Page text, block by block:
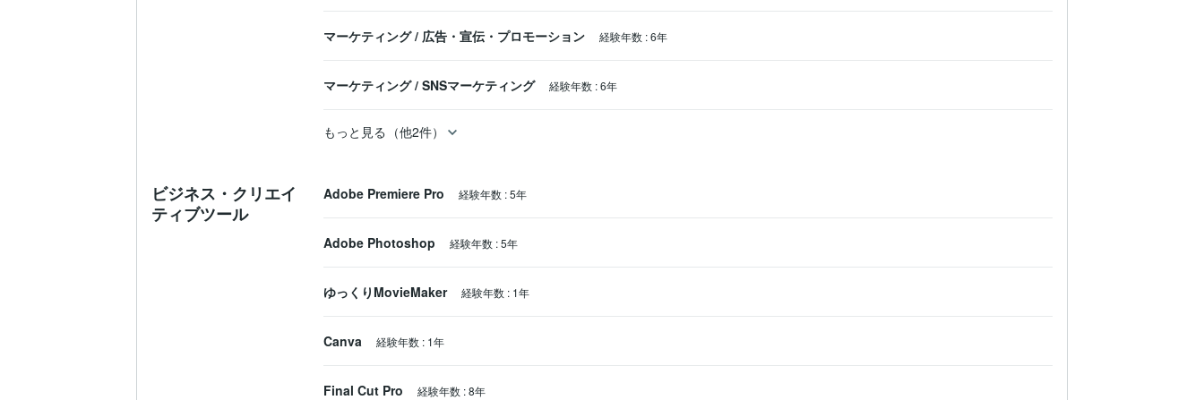
マーケティング / 広告・宣伝・プロモーション 経験年数 :6年
マーケティング / SNSマーケティング 経験年数 :6年
もっと見る（他2件）
ビジネス・クリエイ
ティブツール
Adobe Premiere Pro 経験年数 :5年
Adobe Photoshop 経験年数 :5年
ゆっくりMovieMaker 経験年数 : 1年
Canva 経験年数 : 1年
Final Cut Pro 経験年数 :8年